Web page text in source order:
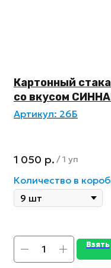
Картонный
со вкусом
Артикул: 26Б
1 050 р. /1 уп
Количество в
Взять